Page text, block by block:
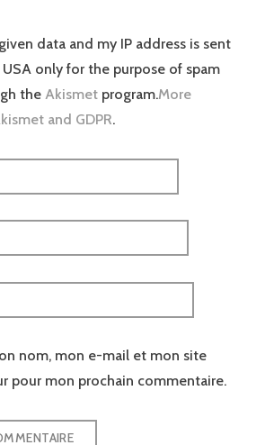
data and my IP address is sent
only for the purpose of spam
the Akismet program.More
and GDPR.
nom, mon e-mail et mon site
pour mon prochain commentaire.